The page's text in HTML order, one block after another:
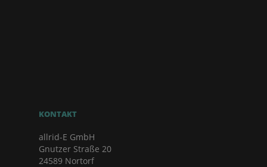
KONTAKT
allrid-E GmbH
Gnutzer Straße 20
24589 Nortorf